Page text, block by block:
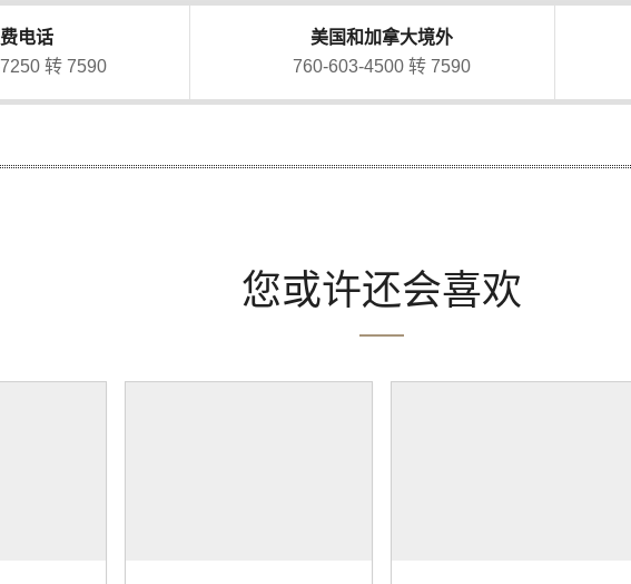
电话
转 7590
美国和加拿大境外
760-603-4500 转 7590
您或许还会喜欢